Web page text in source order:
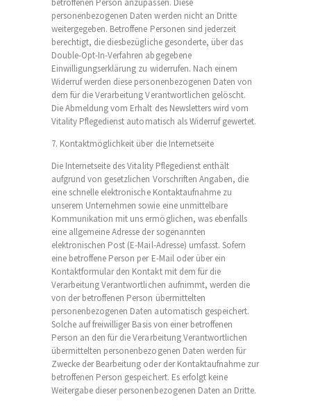
betroffenen Person anzupassen. Diese
personenbezogenen Daten werden nicht an Dritte
weitergegeben. Betroffene Personen sind jederzeit
berechtigt, die diesbezügliche gesonderte, über das
Double-Opt-In-Verfahren abgegebene
Einwilligungserklärung zu widerrufen. Nach einem
Widerruf werden diese personenbezogenen Daten von
dem für die Verarbeitung Verantwortlichen gelöscht.
Die Abmeldung vom Erhalt des Newsletters wird vom
Vitality Pflegedienst automatisch als Widerruf gewertet.
7. Kontaktmöglichkeit über die Internetseite
Die Internetseite des Vitality Pflegedienst enthält
aufgrund von gesetzlichen Vorschriften Angaben, die
eine schnelle elektronische Kontaktaufnahme zu
unserem Unternehmen sowie eine unmittelbare
Kommunikation mit uns ermöglichen, was ebenfalls
eine allgemeine Adresse der sogenannten
elektronischen Post (E-Mail-Adresse) umfasst. Sofern
eine betroffene Person per E-Mail oder über ein
Kontaktformular den Kontakt mit dem für die
Verarbeitung Verantwortlichen aufnimmt, werden die
von der betroffenen Person übermittelten
personenbezogenen Daten automatisch gespeichert.
Solche auf freiwilliger Basis von einer betroffenen
Person an den für die Verarbeitung Verantwortlichen
übermittelten personenbezogenen Daten werden für
Zwecke der Bearbeitung oder der Kontaktaufnahme zur
betroffenen Person gespeichert. Es erfolgt keine
Weitergabe dieser personenbezogenen Daten an Dritte.